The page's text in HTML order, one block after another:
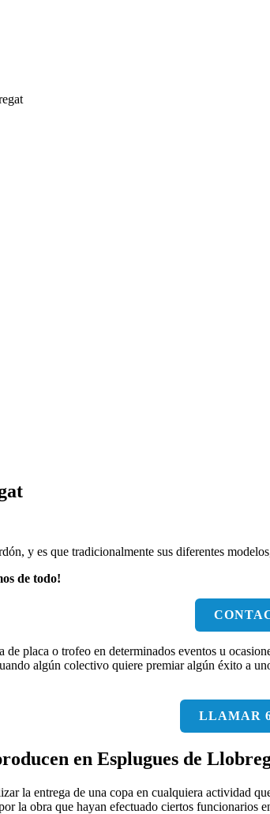
y es que tradicionalmente sus diferentes
de todo!
placa o trofeo en determinados eventos u
algún colectivo quiere premiar algún éxito a
LLAMAR
en Esplugues de
la entrega de una copa en cualquiera actividad
la obra que hayan efectuado ciertos funcionarios